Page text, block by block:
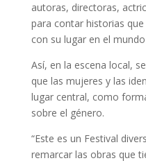
autoras, directoras,
para contar historias
con su lugar en el
Así, en la escena local,
que las mujeres y las
lugar central, como
sobre el género.
“Este es un Festival
remarcar las obras que